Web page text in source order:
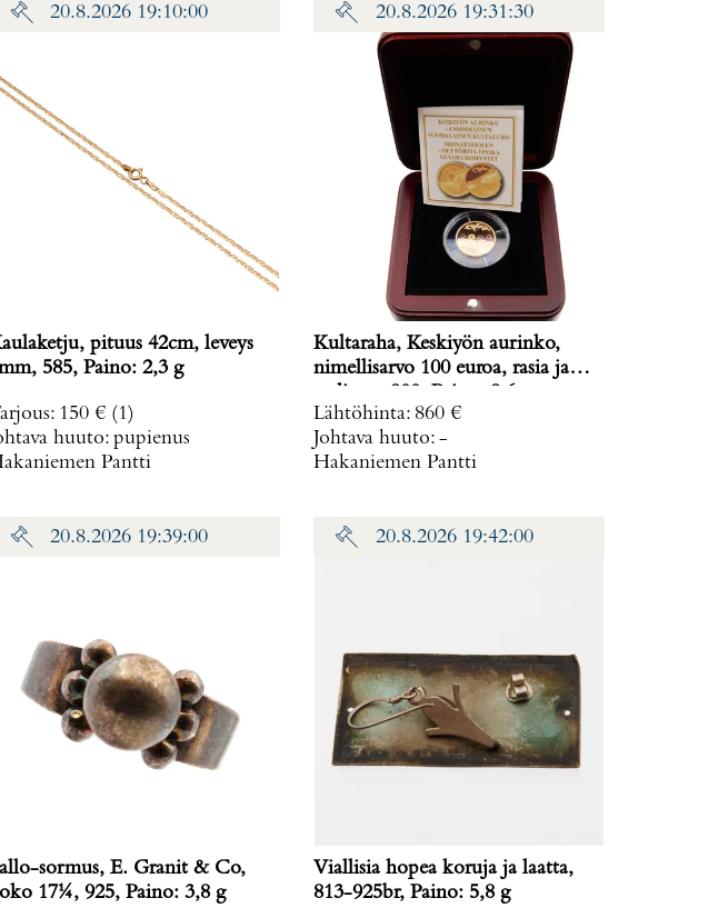
20.8.2026 19:10:00
pituus 42cm, leveys
2mm, 585, Paino: 2,3 g
: 150 € (1)
huuto: pupienus
Pantti
20.8.2026 19:31:30
Kultaraha, Keskiyön aurinko,
nimellisarvo 100 euroa, rasia ja
Lähtöhinta: 860 €
Johtava huuto: -
Hakaniemen Pantti
20.8.2026 19:39:00
sormus, E. Granit & Co,
koko 17¼, 925, Paino: 3,8 g
20.8.2026 19:42:00
Viallisia hopea koruja ja laatta,
813-925br, Paino: 5,8 g